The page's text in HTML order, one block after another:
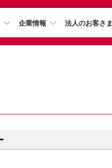
企業情報 法人のお客さま